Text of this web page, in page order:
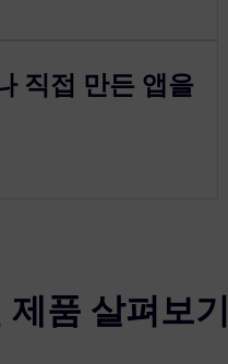
직접 만든 앱을
품 살펴보기